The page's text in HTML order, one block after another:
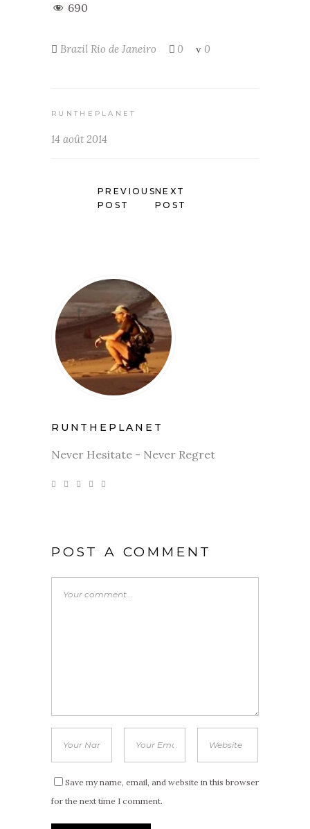
690
Brazil Rio de Janeiro 0 0
RUNTHEPLANET
14 août 2014
PREVIOUS
POST
NEXT
POST
RUNTHEPLANET
Never Hesitate - Never Regret
POST A COMMENT
Save my name, email, and website in this browser
for the next time I comment.